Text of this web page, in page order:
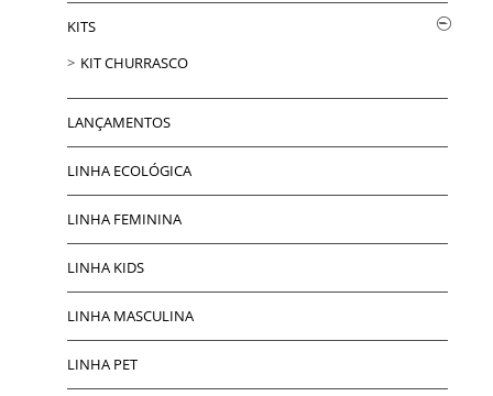
KITS
KIT CHURRASCO
LANÇAMENTOS
LINHA ECOLÓGICA
LINHA FEMININA
LINHA KIDS
LINHA MASCULINA
LINHA PET